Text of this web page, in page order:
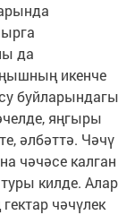
да
икенче
буйларындагы
яңгыры
әлбәттә. Чәчү
чәчәсе калган
килде. Алар
чәчүлек